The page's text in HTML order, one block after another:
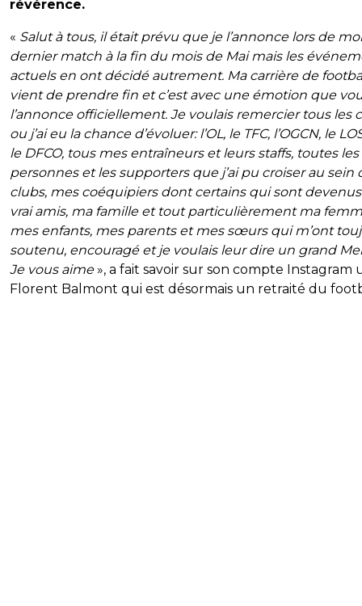
révérence.
« Salut à tous, il était prévu que je l’annonce lors de
dernier match à la fin du mois de Mai mais les
actuels en ont décidé autrement. Ma carrière de
vient de prendre fin et c’est avec une émotion que
l’annonce officiellement. Je voulais remercier tous les
ou j’ai eu la chance d’évoluer: l’OL, le TFC, l’OGCN, le
le DFCO, tous mes entraîneurs et leurs staffs, toutes les
personnes et les supporters que j’ai pu croiser au sein
clubs, mes coéquipiers dont certains qui sont
vrai amis, ma famille et tout particulièrement ma
mes enfants, mes parents et mes sœurs qui m’ont
soutenu, encouragé et je voulais leur dire un grand
Je vous aime», a fait savoir sur son compte Instagram
Florent Balmont qui est désormais un retraité du